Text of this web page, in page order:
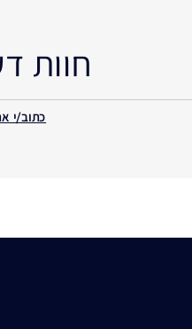
חוות
כתוב/י